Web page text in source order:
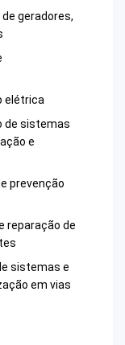
geradores,
elétrica
de sistemas
e
prevenção
reparação de
sistemas e
em vias